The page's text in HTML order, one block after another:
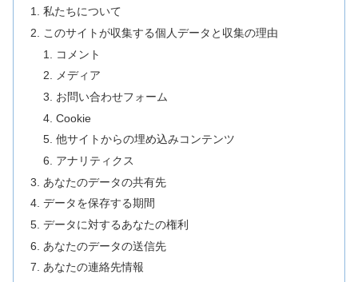
私たちについて
このサイトが収集する個人データと収集の理由
コメント
メディア
お問い合わせフォーム
Cookie
他サイトからの埋め込みコンテンツ
アナリティクス
あなたのデータの共有先
データを保存する期間
データに対するあなたの権利
あなたのデータの送信先
あなたの連絡先情報